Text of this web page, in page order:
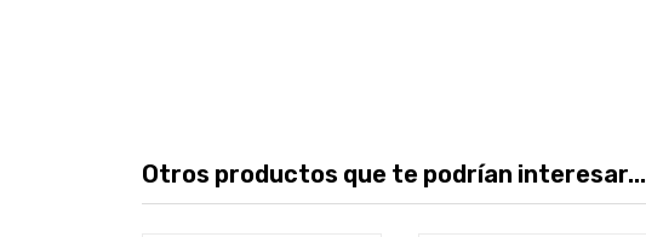
Otros productos que te podrían interesar...